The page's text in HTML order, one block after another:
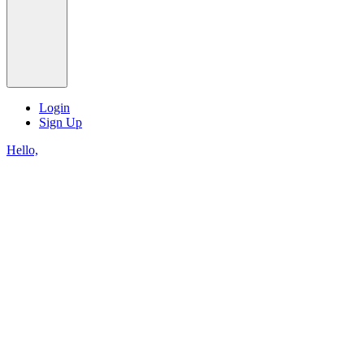
Login
Sign Up
Hello,